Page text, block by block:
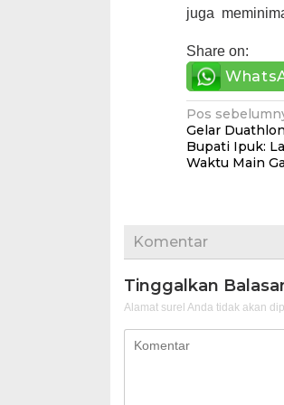
juga
Share on:
pos
Pos
Gelar
Bupati Ipuk:
Waktu Main
Komentar
Tinggalkan
Alamat surel Anda tidak akan